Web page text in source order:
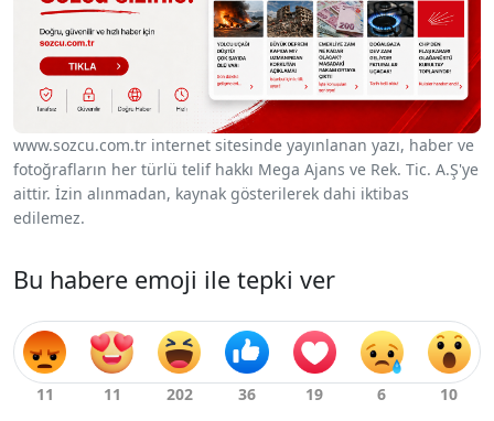
www.sozcu.com.tr internet sitesinde yayınlanan yazı, haber ve
fotoğrafların her türlü telif hakkı Mega Ajans ve Rek. Tic. A.Ş'ye
aittir. İzin alınmadan, kaynak gösterilerek dahi iktibas
edilemez.
Bu habere emoji ile tepki ver